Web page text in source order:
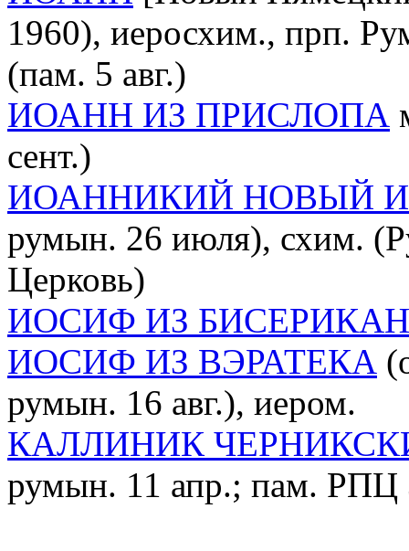
1960), иеросхим., прп.
(пам. 5 авг.)
ИОАНН ИЗ ПРИСЛОПА
сент.)
ИОАННИКИЙ НОВЫЙ
румын. 26 июля), схим.
Церковь)
ИОСИФ ИЗ
ИОСИФ ИЗ ВЭРАТЕКА
румын. 16 авг.), иером.
КАЛЛИНИК
румын. 11 апр.; пам. РПЦ